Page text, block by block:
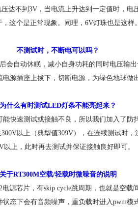
达不到3V，当电流上升达到一定值时，电
，这个是正常现象。同理，6V灯珠也是这样
不测试时，不断电可以吗？
会自动休眠，减小自身功耗的同时电压输
电源插座上拔下，切断电源，为绿色地球做
为什么有时测试LED灯条不能亮起来？
能快速测试或接触不良，所以我们加入了防
以上（典型值309V），在连续测试时，
以上，此时再去测试并保证接触良好即可。
关于RT300M空载/轻载时微噪音的说明
电源芯片，有skip cycle跳周期，也就是空载
状态下会有音频噪声，重负载时进入pwm模